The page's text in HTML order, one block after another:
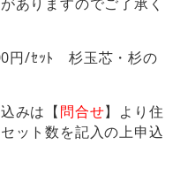
/ｾｯﾄ 杉玉芯・杉の
みは【問合せ】より住
ット数を記入の上申込